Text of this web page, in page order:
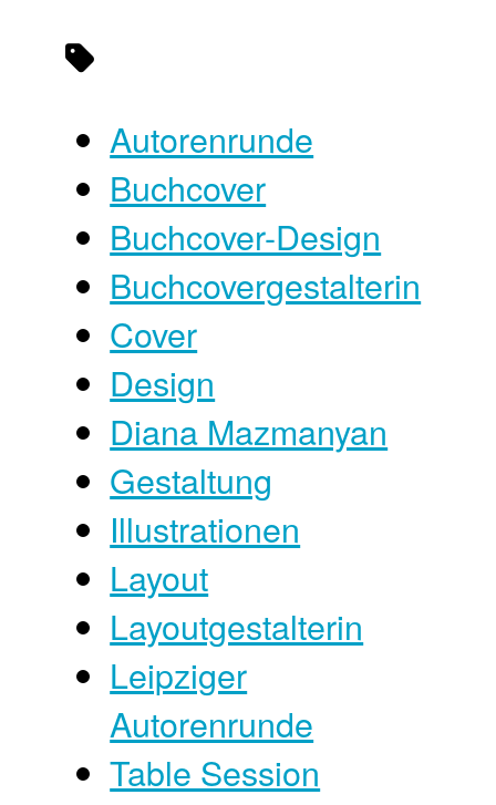
Autorenrunde
Buchcover
Buchcover-Design
Buchcovergestalterin
Cover
Design
Diana Mazmanyan
Gestaltung
Illustrationen
Layout
Layoutgestalterin
Leipziger
Autorenrunde
Table Session